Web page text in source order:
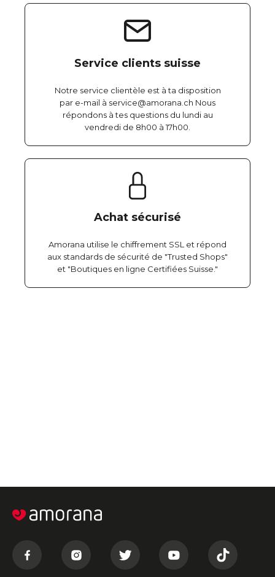
Service clients suisse
Notre service clientèle est à ta disposition
par e-mail à service@amorana.ch Nous
répondons à tes questions du lundi au
vendredi de 8h00 à 17h00.
Achat sécurisé
Amorana utilise le chiffrement SSL et répond
aux standards de sécurité de "Trusted Shops"
et "Boutiques en ligne Certifiées Suisse."